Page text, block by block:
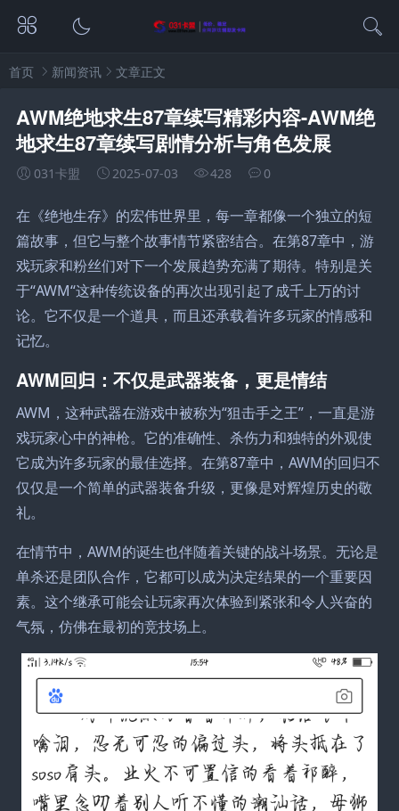
首页 新闻资讯 文章正文
AWM绝地求生87章续写精彩内容-AWM绝
地求生87章续写剧情分析与角色发展
031卡盟 2025-07-03 428 0
在《绝地生存》的宏伟世界里，每一章都像一个独立的短
篇故事，但它与整个故事情节紧密结合。在第87章中，游
戏玩家和粉丝们对下一个发展趋势充满了期待。特别是关
于“AWM“这种传统设备的再次出现引起了成千上万的讨
论。它不仅是一个道具，而且还承载着许多玩家的情感和
记忆。
AWM回归：不仅是武器装备，更是情结
AWM，这种武器在游戏中被称为“狙击手之王”，一直是游
戏玩家心中的神枪。它的准确性、杀伤力和独特的外观使
它成为许多玩家的最佳选择。在第87章中，AWM的回归不
仅仅是一个简单的武器装备升级，更像是对辉煌历史的敬
礼。
在情节中，AWM的诞生也伴随着关键的战斗场景。无论是
单杀还是团队合作，它都可以成为决定结果的一个重要因
素。这个继承可能会让玩家再次体验到紧张和令人兴奋的
气氛，仿佛在最初的竞技场上。